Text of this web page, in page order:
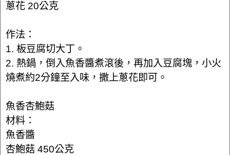
蔥花 20公克
作法：
1. 板豆腐切大丁。
2. 熱鍋，倒入魚香醬煮滾後，再加入豆腐塊，小火
燒煮約2分鐘至入味，撒上蔥花即可。
魚香杏鮑菇
材料：
魚香醬
杏鮑菇 450公克